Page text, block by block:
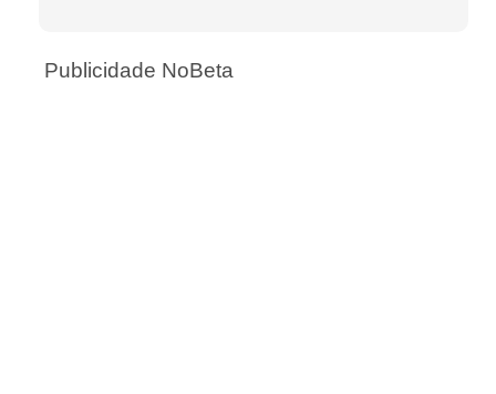
Publicidade NoBeta